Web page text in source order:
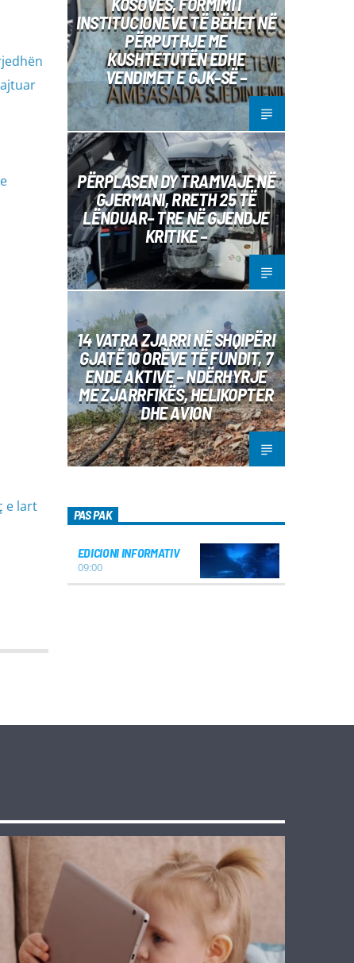
e lart
INSTITUCIONEVE TË BËHET NË
PËRPUTHJE ME
KUSHTETUTËN EDHE
VENDIMET E GJK-SË –
PËRPLASEN DY TRAMVAJE NË
GJERMANI, RRETH 25 TË
LËNDUAR– TRE NË GJENDJE
KRITIKE –
14 VATRA ZJARRI NË SHQIPËRI
GJATË 10 ORËVE TË FUNDIT, 7
ENDE AKTIVE – NDËRHYRJE
ME ZJARRFIKËS, HELIKOPTER
DHE AVION
PAS PAK
EDICIONI INFORMATIV
09:00